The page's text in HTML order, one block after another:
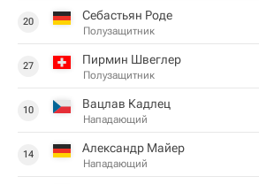
20 Себастьян Роде
Полузащитник
27 Пирмин Швеглер
Полузащитник
10 Вацлав Кадлец
Нападающий
14 Александр Майер
Нападающий